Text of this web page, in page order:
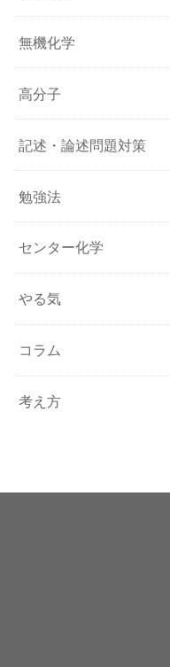
無機化学
高分子
記述・論述問題対策
勉強法
センター化学
やる気
コラム
考え方